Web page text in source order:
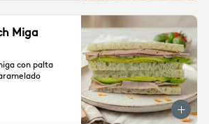
Miga
con palta